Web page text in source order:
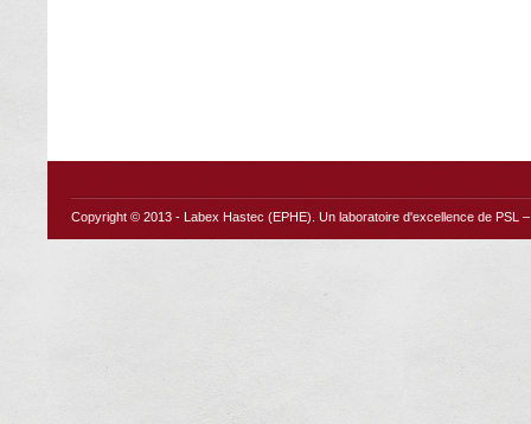
Copyright © 2013 - Labex Hastec (EPHE) . Un laboratoire d'excellence de